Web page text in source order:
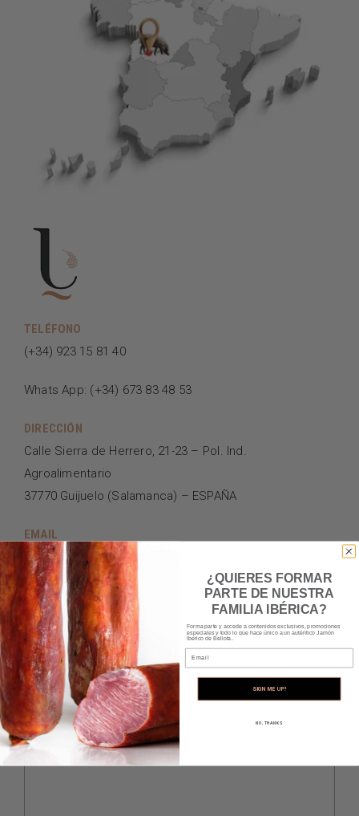
EXPERIENCIAS GASTRONÓMICAS
TELÉFONO
(+34) 923 15 81 40
Whats App: (+34) 673 83 48 53
DIRECCIÓN
Calle Sierra de Herrero, 21-23 – Pol. Ind.
Agroalimentario
37770 Guijuelo (Salamanca) – ESPAÑA
EMAIL
contacto@lisardocastro.com
¿QUIERES FORMAR
PARTE DE NUESTRA
FAMILIA IBÉRICA?
Forma parte y accede a contenidos exclusivos, promociones
especiales y todo lo que hace único a un auténtico Jamón
Ibérico de Bellota.
Email
SIGN ME UP!
NO, THANKS